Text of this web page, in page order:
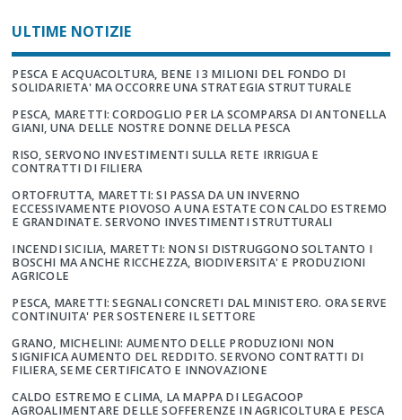
ULTIME NOTIZIE
PESCA E ACQUACOLTURA, BENE I 3 MILIONI DEL FONDO DI
SOLIDARIETA' MA OCCORRE UNA STRATEGIA STRUTTURALE
PESCA, MARETTI: CORDOGLIO PER LA SCOMPARSA DI ANTONELLA
GIANI, UNA DELLE NOSTRE DONNE DELLA PESCA
RISO, SERVONO INVESTIMENTI SULLA RETE IRRIGUA E
CONTRATTI DI FILIERA
ORTOFRUTTA, MARETTI: SI PASSA DA UN INVERNO
ECCESSIVAMENTE PIOVOSO A UNA ESTATE CON CALDO ESTREMO
E GRANDINATE. SERVONO INVESTIMENTI STRUTTURALI
INCENDI SICILIA, MARETTI: NON SI DISTRUGGONO SOLTANTO I
BOSCHI MA ANCHE RICCHEZZA, BIODIVERSITA' E PRODUZIONI
AGRICOLE
PESCA, MARETTI: SEGNALI CONCRETI DAL MINISTERO. ORA SERVE
CONTINUITA' PER SOSTENERE IL SETTORE
GRANO, MICHELINI: AUMENTO DELLE PRODUZIONI NON
SIGNIFICA AUMENTO DEL REDDITO. SERVONO CONTRATTI DI
FILIERA, SEME CERTIFICATO E INNOVAZIONE
CALDO ESTREMO E CLIMA, LA MAPPA DI LEGACOOP
AGROALIMENTARE DELLE SOFFERENZE IN AGRICOLTURA E PESCA